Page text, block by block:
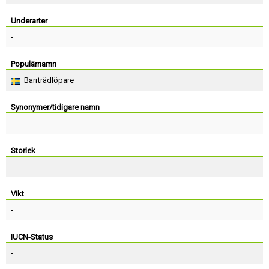
Underarter
-
Populärnamn
Barrträdlöpare
Synonymer/tidigare namn
Storlek
Vikt
-
IUCN-Status
-